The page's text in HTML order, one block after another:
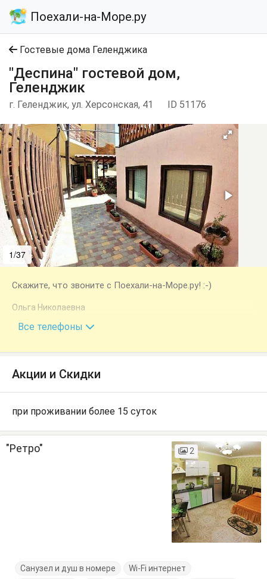
Поехали-на-Море.ру
Гостевые дома Геленджика
"Деспина" гостевой дом,
Геленджик
г. Геленджик, ул. Херсонская, 41 ID 51176
1/37
Скажите, что звоните с Поехали-на-Море.ру! :-)
Ольга Николаевна
+7 (918) 449-35-28
Все телефоны
Акции и Скидки
при проживании более 15 суток
"Ретро" 2
Санузел и душ в номере
Wi-Fi интернет